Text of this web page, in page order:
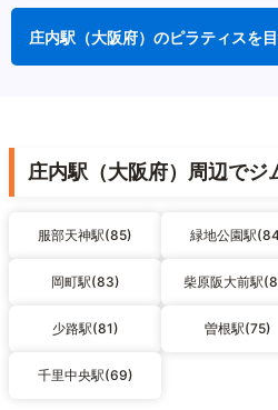
庄内駅（大阪府）のピラティスを
庄内駅（大阪府）周辺でジ
服部天神駅(85) 緑地公園駅
岡町駅(83) 柴原阪大前駅
少路駅(81) 曽根駅(75)
千里中央駅(69)